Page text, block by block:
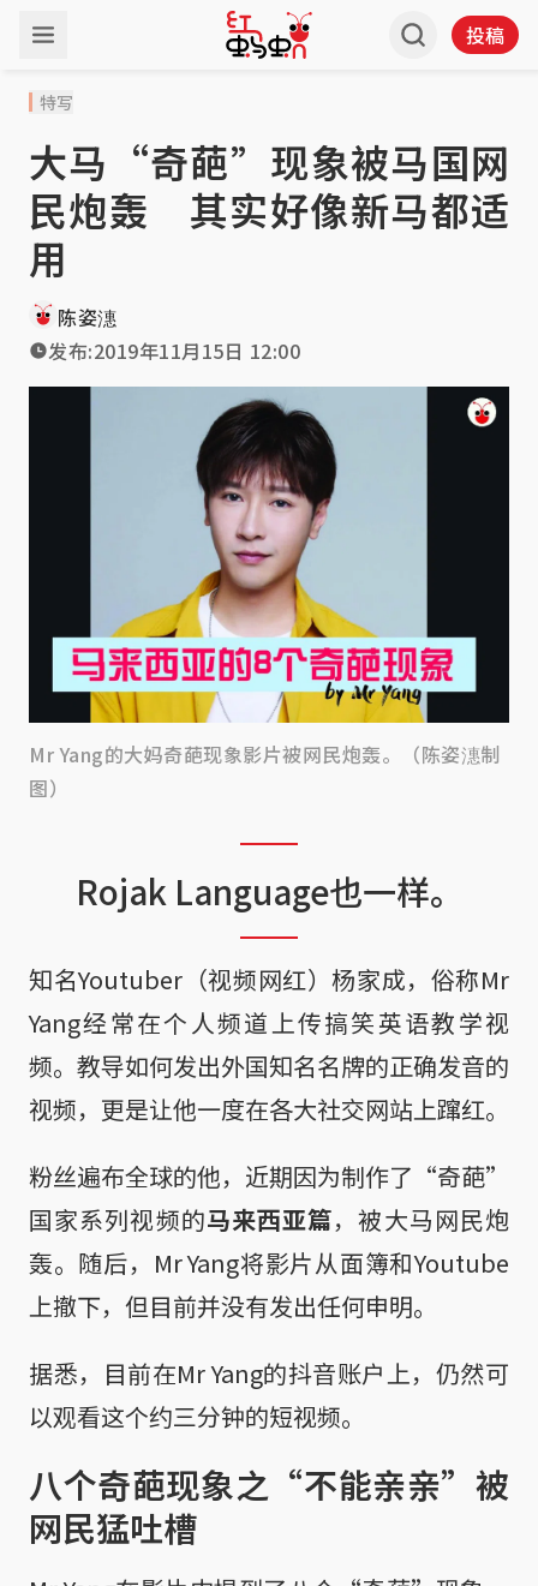
投稿
特写
大马“奇葩”现象被马国网
民炮轰 其实好像新马都适
用
陈姿潓
发布:2019年11月15日 12:00
Mr Yang的大妈奇葩现象影片被网民炮轰。（陈姿潓制
图）
Rojak Language也一样。
知名Youtuber（视频网红）杨家成，俗称Mr
Yang经常在个人频道上传搞笑英语教学视
频。教导如何发出外国知名名牌的正确发音的
视频，更是让他一度在各大社交网站上蹿红。
粉丝遍布全球的他，近期因为制作了“奇葩”
国家系列视频的马来西亚篇，被大马网民炮
轰。随后，Mr Yang将影片从面簿和Youtube
上撤下，但目前并没有发出任何申明。
据悉，目前在Mr Yang的抖音账户上，仍然可
以观看这个约三分钟的短视频。
八个奇葩现象之“不能亲亲”被
网民猛吐槽